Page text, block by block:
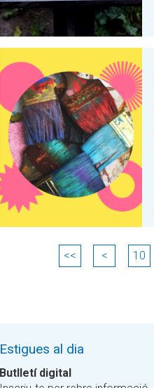
<< < 10
Estigues al dia
Butlletí digital